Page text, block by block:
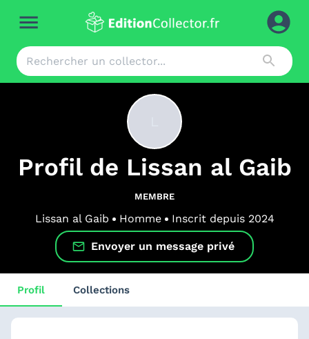
Profil de Lissan al Gaib
MEMBRE
Lissan al Gaib Homme Inscrit depuis 2024
Envoyer un message privé
Profil Collections